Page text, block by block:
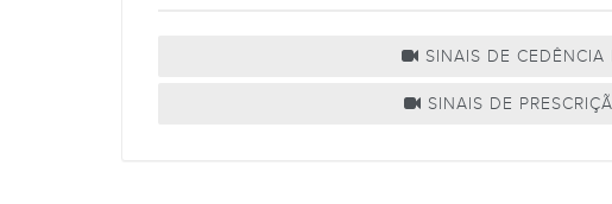
SINAIS DE CEDÊNCIA
SINAIS DE